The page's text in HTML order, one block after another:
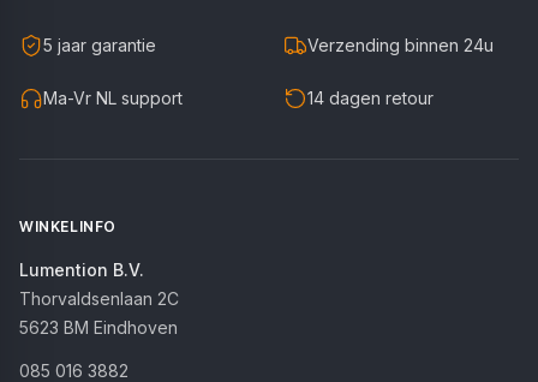
5 jaar garantie Verzending binnen 24u
Ma-Vr NL support 14 dagen retour
WINKELINFO
Lumention B.V.
Thorvaldsenlaan 2C
5623 BM Eindhoven
085 016 3882